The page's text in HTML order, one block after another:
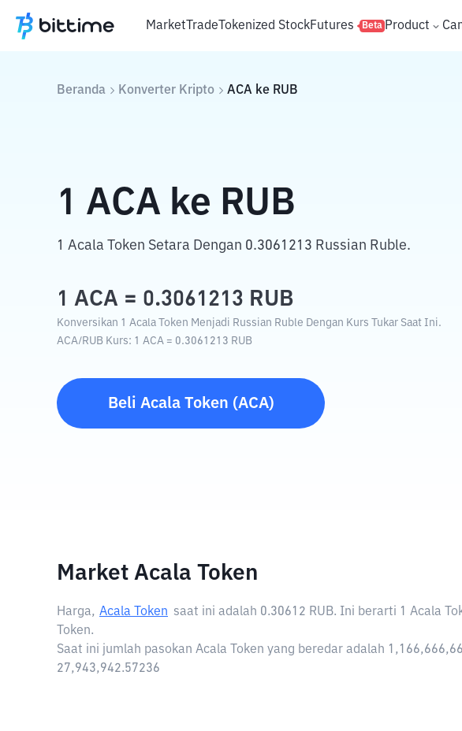
MarketTradeTokenized StockFutures Beta Product
Beranda Konverter Kripto ACA ke RUB
1 ACA ke RUB
1 Acala Token Setara Dengan 0.3061213 Russian Ruble.
1 ACA = 0.3061213 RUB
Konversikan 1 Acala Token Menjadi Russian Ruble Dengan Kurs Tukar Saat Ini.
ACA/RUB Kurs: 1 ACA = 0.3061213 RUB
Beli Acala Token (ACA)
Market Acala Token
Harga, Acala Token saat ini adalah 0.30612 RUB. Ini berarti 1 Acala
Token.
Saat ini jumlah pasokan Acala Token yang beredar adalah
27,943,942.57236